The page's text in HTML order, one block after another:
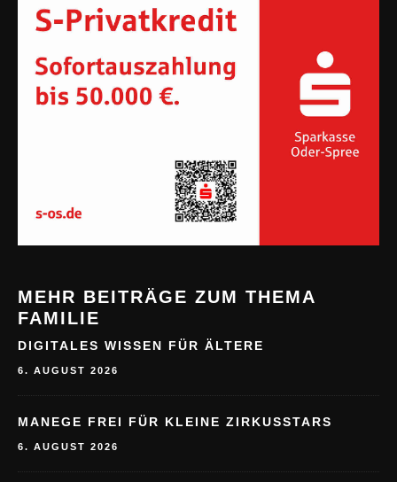
MEHR BEITRÄGE ZUM THEMA
FAMILIE
DIGITALES WISSEN FÜR ÄLTERE
6. AUGUST 2026
MANEGE FREI FÜR KLEINE ZIRKUSSTARS
6. AUGUST 2026